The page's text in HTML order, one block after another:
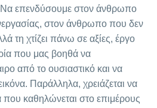
Να επενδύσουμε στον άνθρωπο
στον άνθρωπο που δεν
τη χτίζει πάνω σε αξίες, έργο
που μας βοηθά να
από το ουσιαστικό και να
Παράλληλα, χρειάζεται να
που καθηλώνεται στο επιμέρους